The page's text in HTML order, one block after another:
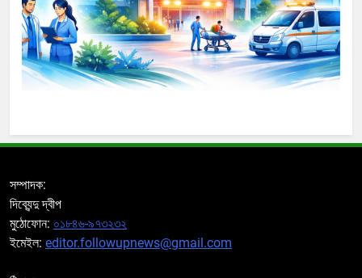
সম্পাদক:
দিব্যেন্দু দ্বীপ
মুঠোফোন: ০১৮৪৬-৯৭৩২৩২
ইমেইল: editor.followupnews@gmail.com